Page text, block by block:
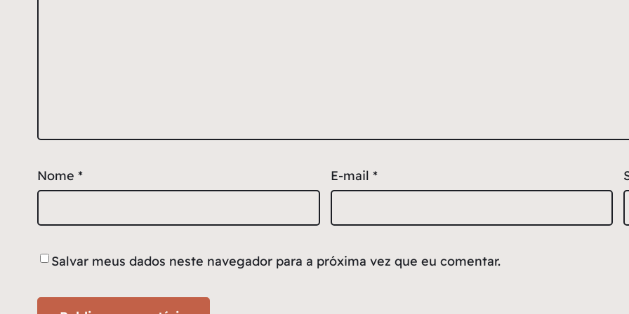
Nome * E-mail *
Salvar meus dados neste navegador para a próxima vez que eu comentar.